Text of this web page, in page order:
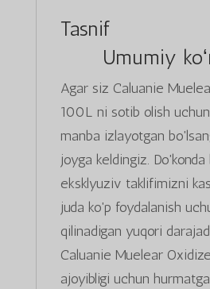
Tasnif
Umumiy
Agar siz Caluanie
100L ni sotib olish
manba izlayotgan
joyga keldingiz.
eksklyuziv taklifimizni
juda ko'p foydalanish
qilinadigan yuqori
Caluanie Muelear
ajoyibligi uchun